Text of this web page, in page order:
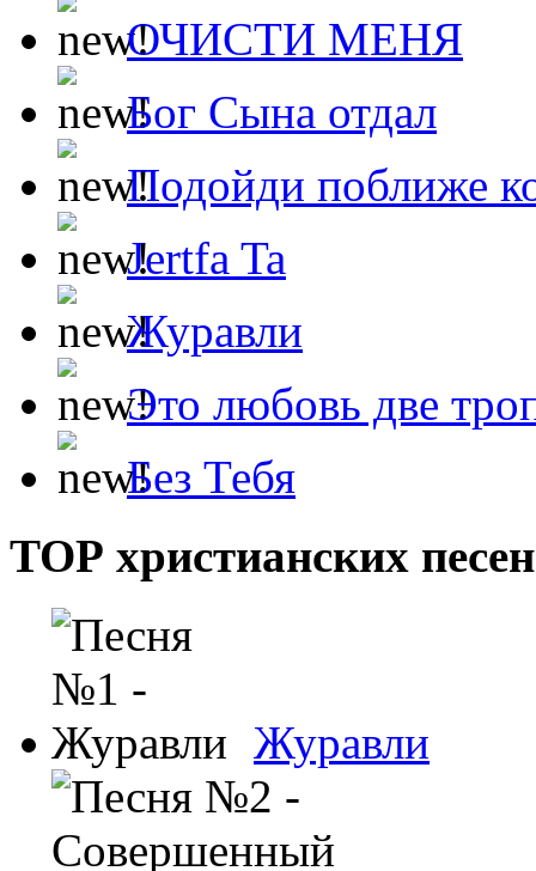
ОЧИСТИ МЕНЯ
Бог Сына отдал
Подойди поближе
Jertfa Ta
Журавли
Это любовь две
Без Тебя
ТОР христианских песен
Журавли